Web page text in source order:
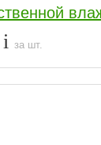
за шт.